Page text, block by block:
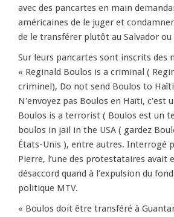
avec des pancartes en main
américaines de le juger et
de le transférer plutôt au Salvador ou
Sur leurs pancartes sont inscrits des
« Reginald Boulos is a criminal (
criminel), Do not send Boulos to
N'envoyez pas Boulos en Haïti, c'est
Boulos is a terrorist ( Boulos est un
boulos in jail in the USA ( gardez
États-Unis ), entre autres. Interrogé
Pierre, l’une des protestataires avait
désaccord quand à l’expulsion du
politique MTV.
« Boulos doit être transféré à